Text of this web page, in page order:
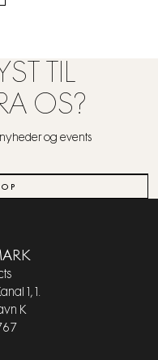
TIL
OS?
og events
1, 1.
K